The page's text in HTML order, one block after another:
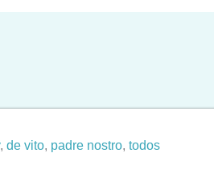
, de vito, padre nostro, todos